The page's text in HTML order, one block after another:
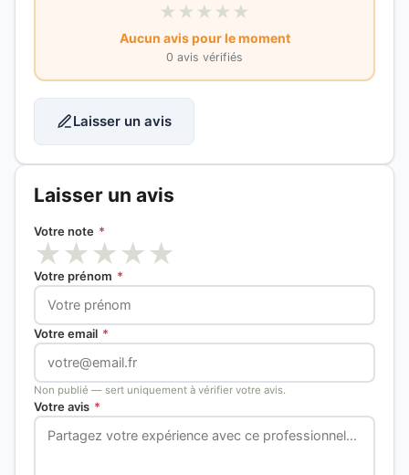
★ ★ ★ ★ ★
Aucun avis pour le moment
0 avis vérifiés
Laisser un avis
Laisser un avis
Votre note *
★★★★★
Votre prénom *
Votre email *
Non publié — sert uniquement à vérifier votre avis.
Votre avis *